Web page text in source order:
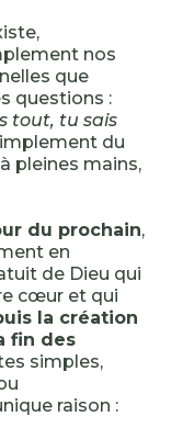
nos
que
questions :
tout, tu sais
du
pleines mains,
du prochain,
en
de Dieu qui
cœur et qui
la création
fin des
simples,
raison :